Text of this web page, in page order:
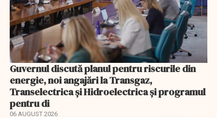
Guvernul discută planul pentru riscurile din
energie, noi angajări la Transgaz,
Transelectrica și Hidroelectrica și programul
pentru di
06 AUGUST 2026